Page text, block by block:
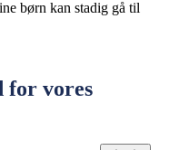
børn kan stadig gå til
for vores